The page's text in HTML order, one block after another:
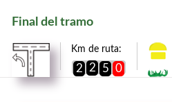
Final del tramo
Km de ruta:
2 2 5 0